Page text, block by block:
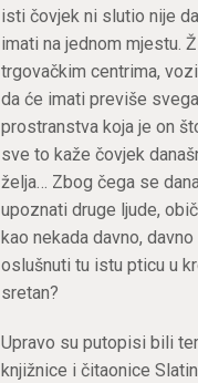
isti čovjek ni slutio nije
imati na jednom mjestu.
trgovačkim centrima,
da će imati previše
prostranstva koja je on
sve to kaže čovjek
želja… Zbog čega se
upoznati druge ljude,
kao nekada davno,
oslušnuti tu istu pticu u
sretan?
Upravo su putopisi bili
knjižnice i čitaonice